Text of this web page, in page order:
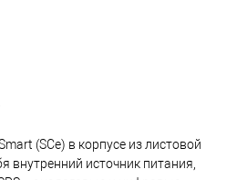
(SCe) в корпусе из листовой
внутренний источник питания,